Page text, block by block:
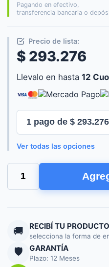
Pagando en efectivo,
transferencia bancaria o
Precio de lista:
$ 293.276
Llevalo en hasta 12
Ver todas las opciones
LYONN
UPS
CTB-
cantidad
🚚 RECIBÍ TU PRODUCTO
selecciona la forma de
🛡️ GARANTÍA
Plazo: 12 Meses